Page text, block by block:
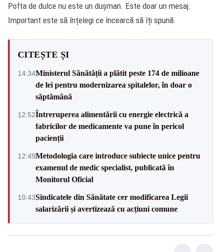
Pofta de dulce nu este un dușman. Este doar un mesaj.
Important este să înțelegi ce încearcă să îți spună.
CITEȘTE ȘI
14:34Ministerul Sănătății a plătit peste 174 de milioane
de lei pentru modernizarea spitalelor, în doar o
săptămână
12:52Întreruperea alimentării cu energie electrică a
fabricilor de medicamente va pune în pericol
pacienții
12:49Metodologia care introduce subiecte unice pentru
examenul de medic specialist, publicată în
Monitorul Oficial
10:43Sindicatele din Sănătate cer modificarea Legii
salarizării și avertizează cu acțiuni comune